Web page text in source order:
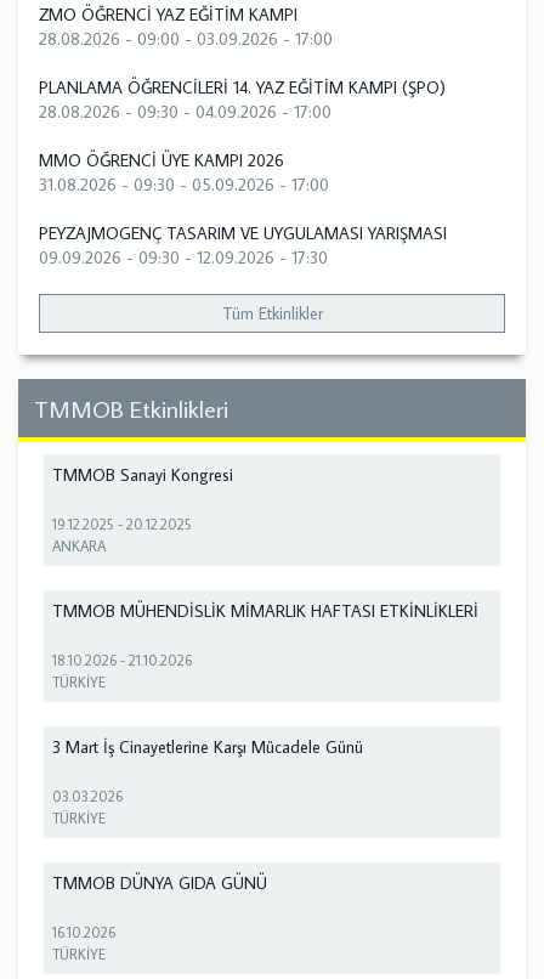
ZMO ÖĞRENCİ YAZ EĞİTİM KAMPI
28.08.2026 - 09:00 - 03.09.2026 - 17:00
PLANLAMA ÖĞRENCİLERİ 14. YAZ EĞİTİM KAMPI (ŞPO)
28.08.2026 - 09:30 - 04.09.2026 - 17:00
MMO ÖĞRENCİ ÜYE KAMPI 2026
31.08.2026 - 09:30 - 05.09.2026 - 17:00
PEYZAJMOGENÇ TASARIM VE UYGULAMASI YARIŞMASI
09.09.2026 - 09:30 - 12.09.2026 - 17:30
Tüm Etkinlikler
TMMOB Etkinlikleri
TMMOB Sanayi Kongresi
19.12.2025 -20.12.2025
ANKARA
TMMOB MÜHENDİSLİK MİMARLIK HAFTASI ETKİNLİKLERİ
18.10.2026 -21.10.2026
TÜRKİYE
3 Mart İş Cinayetlerine Karşı Mücadele Günü
03.03.2026
TÜRKİYE
TMMOB DÜNYA GIDA GÜNÜ
16.10.2026
TÜRKİYE